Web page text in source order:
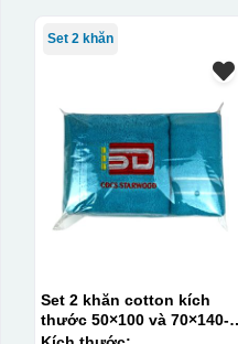
Set 2 khăn
Set 2 khăn cotton kích
thước 50×100 và 70×140-
Khăn tắm- đóng túi opp